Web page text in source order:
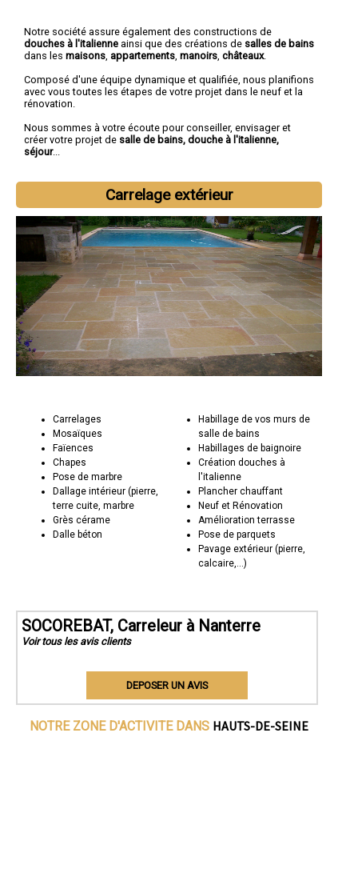
Notre société assure également des constructions de
douches à l'italienne ainsi que des créations de salles de bains
dans les maisons appartements manoirs châteaux.
Composé d'une équipe dynamique et qualifiée, nous planifions
avec vous toutes les étapes de votre projet dans le neuf et la
rénovation.
Nous sommes à votre écoute pour conseiller, envisager et
créer votre projet de salle de bains, douche à l'italienne,
séjour...
Carrelage extérieur
Carrelages
Mosaïques
Faïences
Chapes
Pose de marbre
Dallage intérieur (pierre,
terre cuite, marbre
Grès cérame
Dalle béton
Habillage de vos murs de
salle de bains
Habillages de baignoire
Création douches à
l'italienne
Plancher chauffant
Neuf et Rénovation
Amélioration terrasse
Pose de parquets
Pavage extérieur (pierre,
calcaire,...)
SOCOREBAT, Carreleur à Nanterre
Voir tous les avis clients
DEPOSER UN AVIS
NOTRE ZONE D'ACTIVITE DANS HAUTS-DE-SEINE